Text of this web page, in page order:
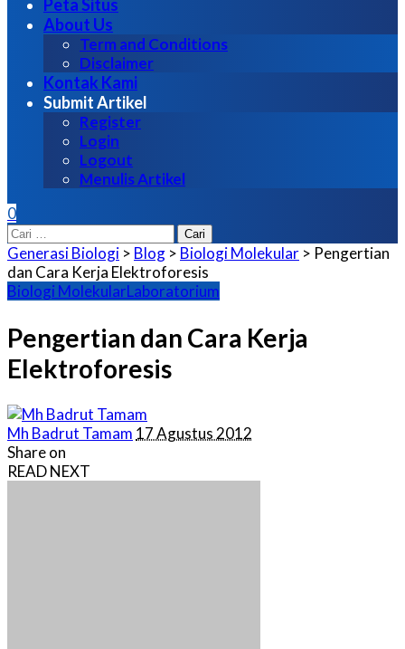
Peta Situs
About Us
Term and Conditions
Disclaimer
Kontak Kami
Submit Artikel
Register
Login
Logout
Menulis Artikel
0
Cari
untuk:
Generasi Biologi > Blog > Biologi Molekular > Pengertian
dan Cara Kerja Elektroforesis
Biologi MolekularLaboratorium
Pengertian dan Cara Kerja
Elektroforesis
Posted
by
Mh Badrut Tamam 17 Agustus 2012
Share on
READ NEXT